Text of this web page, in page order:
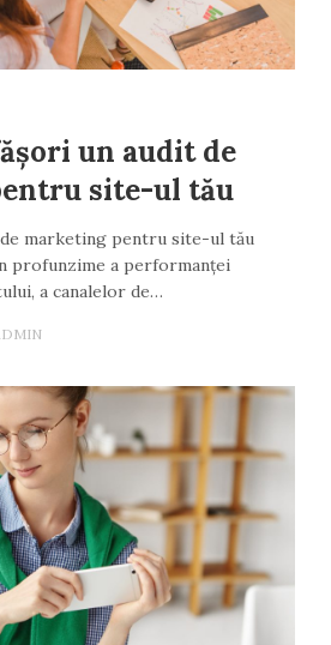
un audit de
site-ul tău
marketing pentru site-ul tău
profunzime a performanței
a canalelor de…